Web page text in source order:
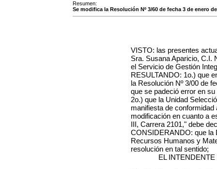
Resumen:
Se modifica la Resolución Nº 3/60 de fecha 3 de enero
VISTO: las presentes
Sra. Susana Aparicio, C.I.
el Servicio de Gestión
RESULTANDO: 1o.) que
la Resolución Nº 3/00 de
que se padeció error en
2o.) que la Unidad
manifiesta de
modificación en cuanto a
III, Carrera 2101," debe
CONSIDERANDO: que la
Recursos Humanos y
resolución en tal sentido;
EL